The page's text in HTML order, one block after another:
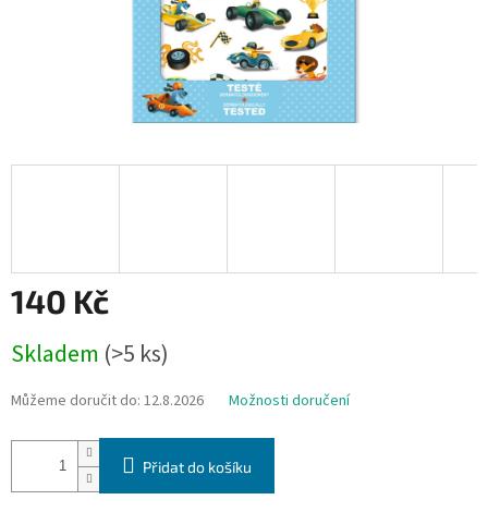
140 Kč
cena:
Skladem (>5 ks)
Můžeme doručit do: 12.8.2026 Možnosti doručení
Přidat do košíku